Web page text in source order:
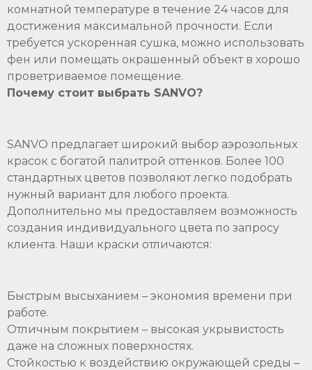
комнатной температуре в течение 24 часов для
достижения максимальной прочности. Если
требуется ускоренная сушка, можно использовать
фен или помещать окрашенный объект в хорошо
проветриваемое помещение.
Почему стоит выбрать SANVO?
SANVO предлагает широкий выбор аэрозольных
красок с богатой палитрой оттенков. Более 100
стандартных цветов позволяют легко подобрать
нужный вариант для любого проекта.
Дополнительно мы предоставляем возможность
создания индивидуального цвета по запросу
клиента. Наши краски отличаются:
Быстрым высыханием – экономия времени при
работе.
Отличным покрытием – высокая укрывистость
даже на сложных поверхностях.
Стойкостью к воздействию окружающей среды –